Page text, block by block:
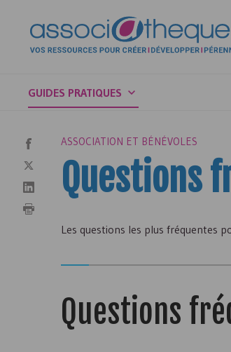
GUIDES PRATIQUES
ASSOCIATION ET BÉNÉVOLES
Questions
Les questions les plus fréquentes
Questions